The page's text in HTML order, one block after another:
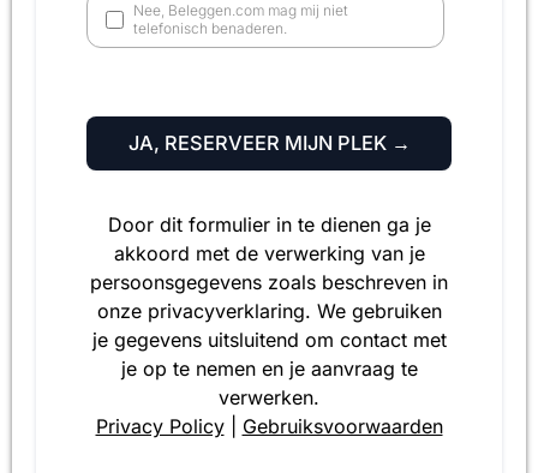
Nee, Beleggen.com mag mij niet
telefonisch benaderen.
JA, RESERVEER MIJN PLEK →
Door dit formulier in te dienen ga je
akkoord met de verwerking van je
persoonsgegevens zoals beschreven in
onze privacyverklaring. We gebruiken
je gegevens uitsluitend om contact met
je op te nemen en je aanvraag te
verwerken.
Privacy Policy| Gebruiksvoorwaarden